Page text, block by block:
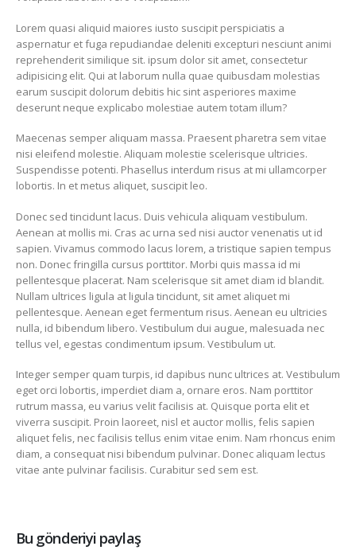
Lorem quasi aliquid maiores iusto suscipit perspiciatis a
aspernatur et fuga repudiandae deleniti excepturi nesciunt animi
reprehenderit similique sit. ipsum dolor sit amet, consectetur
adipisicing elit. Qui at laborum nulla quae quibusdam molestias
earum suscipit dolorum debitis hic sint asperiores maxime
deserunt neque explicabo molestiae autem totam illum?
Maecenas semper aliquam massa. Praesent pharetra sem vitae
nisi eleifend molestie. Aliquam molestie scelerisque ultricies.
Suspendisse potenti. Phasellus interdum risus at mi ullamcorper
lobortis. In et metus aliquet, suscipit leo.
Donec sed tincidunt lacus. Duis vehicula aliquam vestibulum.
Aenean at mollis mi. Cras ac urna sed nisi auctor venenatis ut id
sapien. Vivamus commodo lacus lorem, a tristique sapien tempus
non. Donec fringilla cursus porttitor. Morbi quis massa id mi
pellentesque placerat. Nam scelerisque sit amet diam id blandit.
Nullam ultrices ligula at ligula tincidunt, sit amet aliquet mi
pellentesque. Aenean eget fermentum risus. Aenean eu ultricies
nulla, id bibendum libero. Vestibulum dui augue, malesuada nec
tellus vel, egestas condimentum ipsum. Vestibulum ut.
Integer semper quam turpis, id dapibus nunc ultrices at. Vestibulum
eget orci lobortis, imperdiet diam a, ornare eros. Nam porttitor
rutrum massa, eu varius velit facilisis at. Quisque porta elit et
viverra suscipit. Proin laoreet, nisl et auctor mollis, felis sapien
aliquet felis, nec facilisis tellus enim vitae enim. Nam rhoncus enim
diam, a consequat nisi bibendum pulvinar. Donec aliquam lectus
vitae ante pulvinar facilisis. Curabitur sed sem est.
Bu gönderiyi paylaş